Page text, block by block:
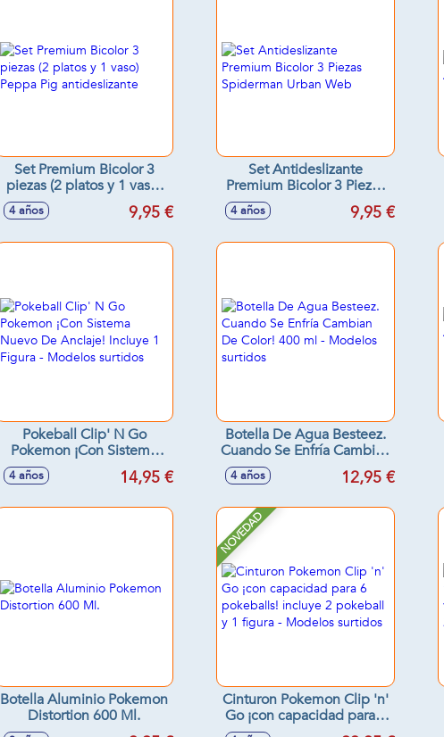
Set Premium Bicolor 3
piezas (2 platos y 1 vaso)
Peppa Pig antideslizante
4 años 9,95 €
Set Antideslizante
Premium Bicolor 3 Piezas
Spiderman Urban Web
4 años 9,95 €
Pokeball Clip' N Go
Pokemon ¡Con Sistema
Nuevo De Anclaje! Incluye
1 Figura - Modelos
4 años 14,95 €
Botella De Agua Besteez.
Cuando Se Enfría Cambian
De Color! 400 ml -
Modelos surtidos
4 años 12,95 €
Botella Aluminio Pokemon
Distortion 600 Ml.
NOVEDAD
Cinturon Pokemon Clip 'n'
Go ¡con capacidad para 6
pokeballs! incluye 2